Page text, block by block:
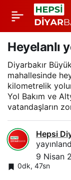
Heyelanlı
Diyarbakır
mahallesinde
kilometrelik
Yol Bakım ve
vatandaşların
Hepsi
9 Nisan
0dk, 47sn
Diyarbakır’da
milyar 745
değerinde
inşa edildi